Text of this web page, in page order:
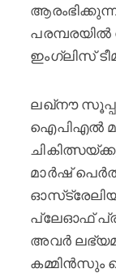
പരമ്പരയിൽ
ഇംഗ്ലിസ്
ലഖ്‌നൗ
ഐ‌പി‌എൽ
മാർഷ്
പ്ലേഓഫ്
അവർ
കമ്മിൻസും